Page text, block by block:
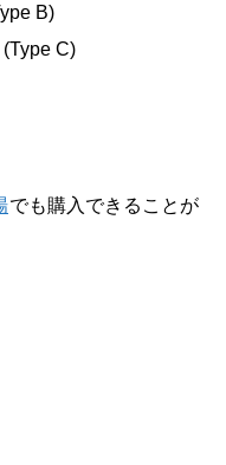
B)
(Type C)
でも購入できることが